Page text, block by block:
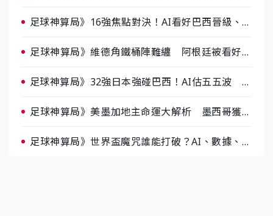
足球神算局》16強焦點對決！AI看好巴西晉級、數
足球神算局》維德角鐵桶陣難纏 阿根廷被看好下
足球神算局》32強日本強碰巴西！AI估五五波 牛
足球神算局》美墨加地主命運大解析 墨西哥獲數
足球神算局》世界盃魔咒誰能打破？AI、數據、塔